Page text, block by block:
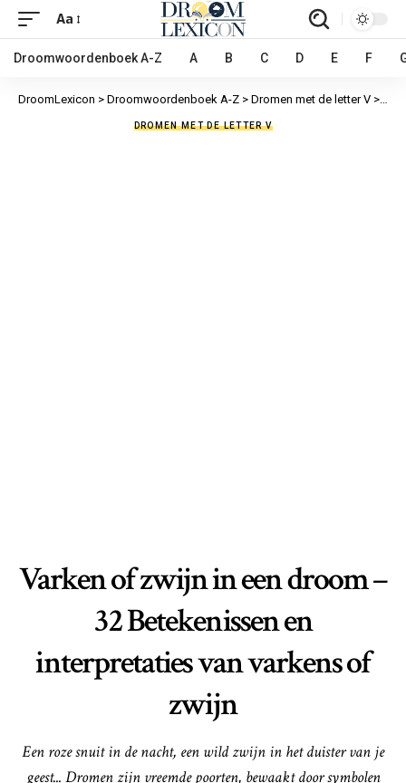
Aa
Droomwoordenboek A-Z A B C D E F
DroomLexicon > Droomwoordenboek A-Z > Dromen met de letter V >
DROMEN MET DE LETTER V
Varken of zwijn in een droom –
32 Betekenissen en
interpretaties van varkens of
zwijn
Een roze snuit in de nacht, een wild zwijn in het duister van je
geest... Dromen zijn vreemde poorten, bewaakt door symbolen